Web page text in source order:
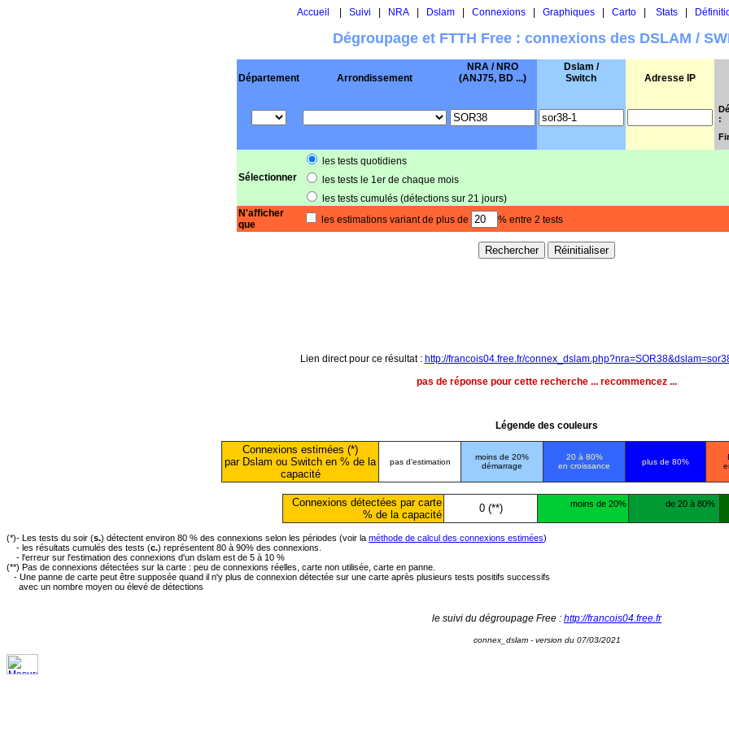
Accueil Suivi NRA| Dslam| Connexions| Graphiques| Carto| Stats|
Dégroupage et FTTH Free : connexions des DSLAM /
Département Arrondissement
NRA / NRO
(ANJ75, BD ...)
Dslam /
Switch
Adresse IP
:
Sélectionner
les tests quotidiens
les tests le 1er de chaque mois
les tests cumulés (détections sur 21 jours)
N'afficher
que
les estimations variant de plus de % entre 2 tests
Lien direct pour ce résultat : http://francois04.free.fr/
pas de réponse pour cette recherche ... recommencez ...
Légende des couleurs
Connexions estimées (*)
par Dslam ou Switch en % de la
capacité
pas d'estimation
moins de 20%
démarrage
20 à 80%
en croissance
plus de 80%
Connexions détectées par carte
% de la capacité
0 (**) moins de 20% de 20 à 80%
(*)- Les tests du soir (s.) détectent environ 80 % des connexions selon les périodes (voir la méthode de calcul des connexions estimées)
- les résultats cumulés des tests (c.) représentent 80 à 90% des connexions.
- l'erreur sur l'estimation des connexions d'un dslam est de 5 à 10 %
(**) Pas de connexions détectées sur la carte : peu de connexions réelles, carte non utilisée, carte en panne.
- Une panne de carte peut être supposée quand il n'y plus de connexion détectée sur une carte après plusieurs tests positifs successifs
avec un nombre moyen ou élevé de détections
le suivi du dégroupage Free : http://francois04.free.fr
connex_dslam - version du 07/03/2021